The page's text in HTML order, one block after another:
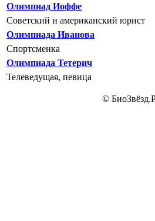
Олимпиад Иоффе
Советский и американский юрист
Олимпиада Иванова
Спортсменка
Олимпиада Тетерич
Телеведущая, певица
©